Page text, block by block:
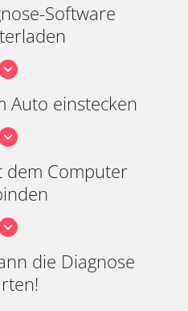
Software
Auto einstecken
dem Computer
die Diagnose